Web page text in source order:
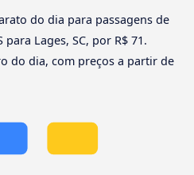
do dia para passagens de
Lages, SC, por R$ 71.
do dia, com preços a partir de